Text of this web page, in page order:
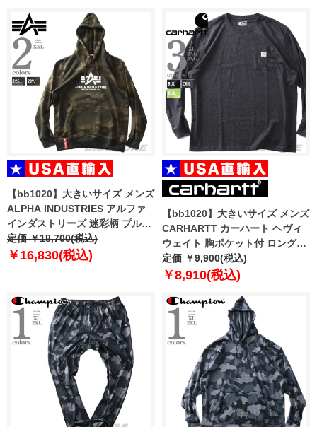
【bb1020】大きいサイズ メンズ
ALPHA INDUSTRIES アルファ
インダストリーズ 迷彩柄 プルオ
ーバー パーカー Basic hoody
Camo USA直輸入 178312c
定価 ￥18,700(税込)
￥16,830(税込)
【bb1020】大きいサイズ メンズ
CARHARTT カーハート ヘヴィ
ウェイト 胸ポケット付 ロングス
リーブ Tシャツ ルーズフィット
USA直輸入 k126
定価 ￥9,900(税込)
￥8,910(税込)